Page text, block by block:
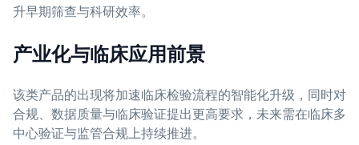
升早期筛查与科研效率。
产业化与临床应用前景
该类产品的出现将加速临床检验流程的智能化升级，同时对
合规、数据质量与临床验证提出更高要求，未来需在临床多
中心验证与监管合规上持续推进。